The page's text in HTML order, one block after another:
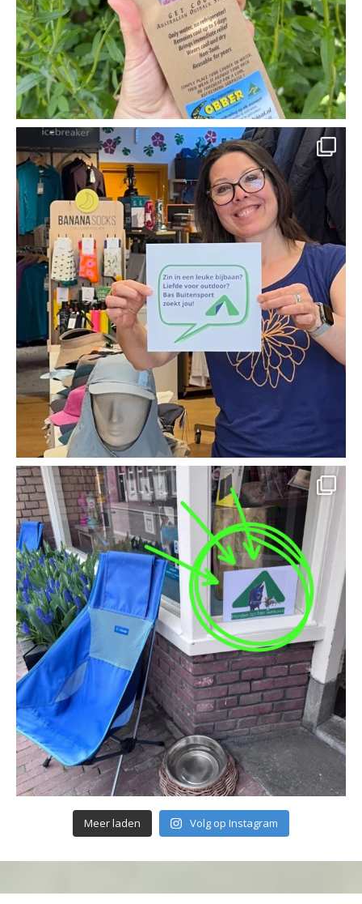
Meer laden Volg op Instagram